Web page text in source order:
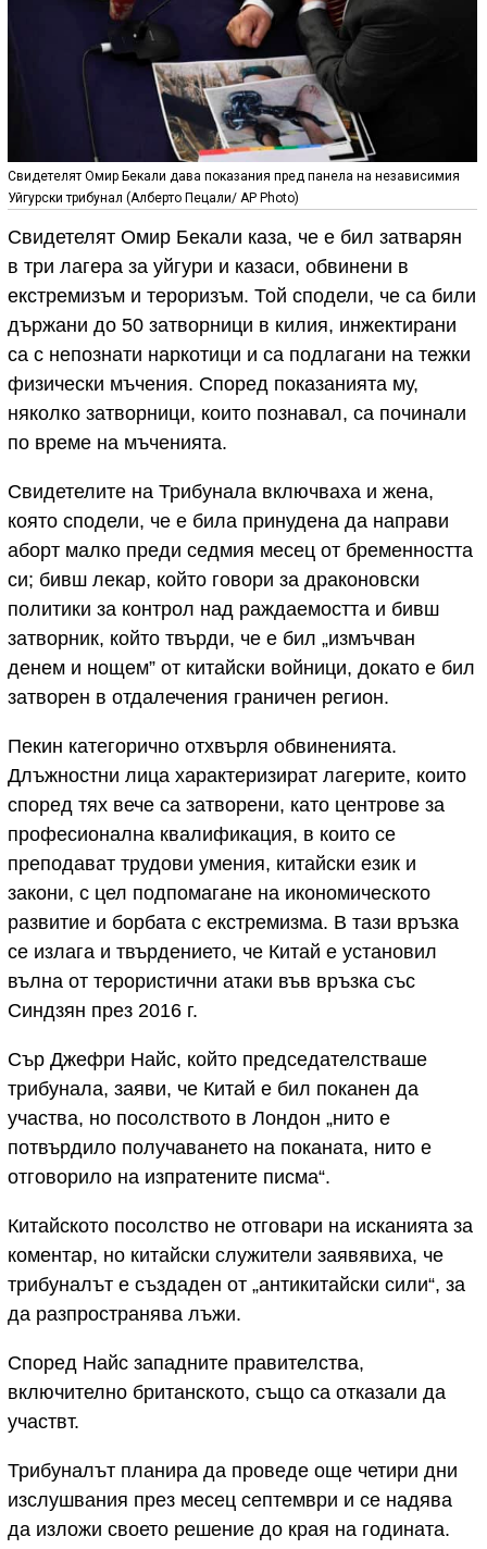
Свидетелят Омир Бекали дава показания пред панела на независимия
Уйгурски трибунал (Алберто Пецали/ AP Photo)
Свидетелят Омир Бекали каза, че е бил затварян
в три лагера за уйгури и казаси, обвинени в
екстремизъм и тероризъм. Той сподели, че са били
държани до 50 затворници в килия, инжектирани
са с непознати наркотици и са подлагани на тежки
физически мъчения. Според показанията му,
няколко затворници, които познавал, са починали
по време на мъченията.
Свидетелите на Трибунала включваха и жена,
която сподели, че е била принудена да направи
аборт малко преди седмия месец от бременността
си; бивш лекар, който говори за драконовски
политики за контрол над раждаемостта и бивш
затворник, който твърди, че е бил „измъчван
денем и нощем” от китайски войници, докато е бил
затворен в отдалечения граничен регион.
Пекин категорично отхвърля обвиненията.
Длъжностни лица характеризират лагерите, които
според тях вече са затворени, като центрове за
професионална квалификация, в които се
преподават трудови умения, китайски език и
закони, с цел подпомагане на икономическото
развитие и борбата с екстремизма. В тази връзка
се излага и твърдението, че Китай е установил
вълна от терористични атаки във връзка със
Синдзян през 2016 г.
Сър Джефри Найс, който председателстваше
трибунала, заяви, че Китай е бил поканен да
участва, но посолството в Лондон „нито е
потвърдило получаването на поканата, нито е
отговорило на изпратените писма“.
Китайското посолство не отговари на исканията за
коментар, но китайски служители заявявиха, че
трибуналът е създаден от „антикитайски сили“, за
да разпространява лъжи.
Според Найс западните правителства,
включително британското, също са отказали да
участвт.
Трибуналът планира да проведе още четири дни
изслушвания през месец септември и се надява
да изложи своето решение до края на годината.